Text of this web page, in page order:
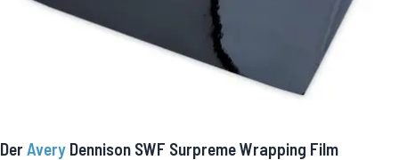
Der Avery Dennison SWF Surpreme Wrapping Film